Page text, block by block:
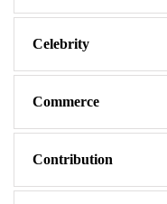
Celebrity
Commerce
Contribution